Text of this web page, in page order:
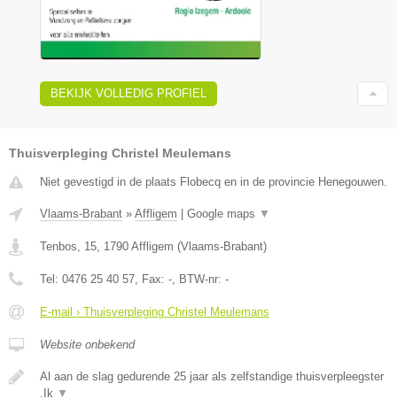
BEKIJK VOLLEDIG PROFIEL
Thuisverpleging Christel Meulemans
Niet gevestigd in de plaats Flobecq en in de provincie Henegouwen.
Vlaams-Brabant » Affligem Google maps ▼
Tenbos, 15, 1790 Affligem (Vlaams-Brabant)
Tel: 0476 25 40 57, Fax: -, BTW-nr: -
E-mail › Thuisverpleging Christel Meulemans
Website onbekend
Al aan de slag gedurende 25 jaar als zelfstandige thuisverpleegster
.Ik ▼